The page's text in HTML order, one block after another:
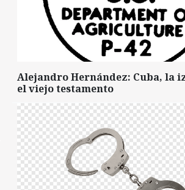
Alejandro Hernández: Cuba, la
el viejo testamento